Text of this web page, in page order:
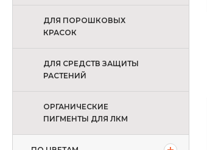
ДЛЯ ПОРОШКОВЫХ
КРАСОК
ДЛЯ СРЕДСТВ ЗАЩИТЫ
РАСТЕНИЙ
ОРГАНИЧЕСКИЕ
ПИГМЕНТЫ ДЛЯ ЛКМ